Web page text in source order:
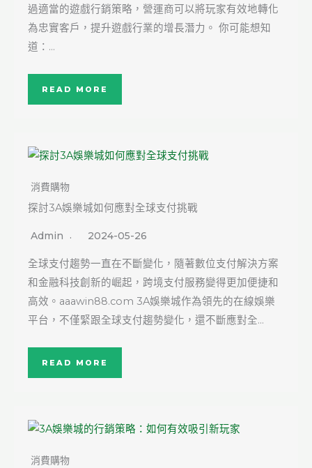
過適當的遊戲行銷策略，營運商可以將玩家有效地轉化
為忠實客戶，提升遊戲行業的增長潛力。 你可能想知
道：…
READ MORE
消費購物
探討3A娛樂城如何應對全球支付挑戰
Admin 2024-05-26
全球支付趨勢一直在不斷變化，隨著數位支付解決方案
和金融科技創新的崛起，跨境支付服務變得更加便捷和
高效。aaawin88.com 3A娛樂城作為領先的在線娛樂
平台，不僅緊跟全球支付趨勢變化，還不斷應對全…
READ MORE
消費購物